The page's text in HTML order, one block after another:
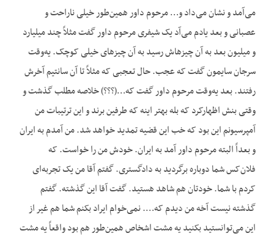
می‌آمد و نشان می‌داد و… مرحوم داور همین‌طور خیلی ناراحت و
عصبانی و بعد یادم می‌آد یک شیفری مرحوم داور گفت مثلاً چند میلیارد
و میلیون بعد به آن چیزهاش رسید به آن چیزهای خیلی کوچک. یه‌وقت
سرجان سایمون گفت که عجب. حال تعجبی که مثلاً تا آن سانتیم آخرش
رفتند. بعد یه‌وقت مرحوم داور گفت که…(؟؟؟) خلاصه مطلب گذشت و
وقتی بنش اظهارکرد که بله بهتر اینه که طرفین برند و این ترتیبات من
آمپرسیونم این بود که خب این قضیه تمدید خواهد شد. من آمدم به ایران
و بعداً البته مرحوم داور آمد به ایران. خودش من را خواست. که
فلان‌کس شما دوباره برگردید به دادگستری. گفتم آقا من یک تجربه‌ای
کردم با شما. خودتان هم شاهد هستید. گفت آقا این گذشته. گفتم
گذشته نیست آخه من دیدم که…. نمی‌خوام ایراد بکنم شما هم غیر از
این می‌توانستید بکنید یه مشت اشخاص همین‌طور هم بود واقعاً یه مشت